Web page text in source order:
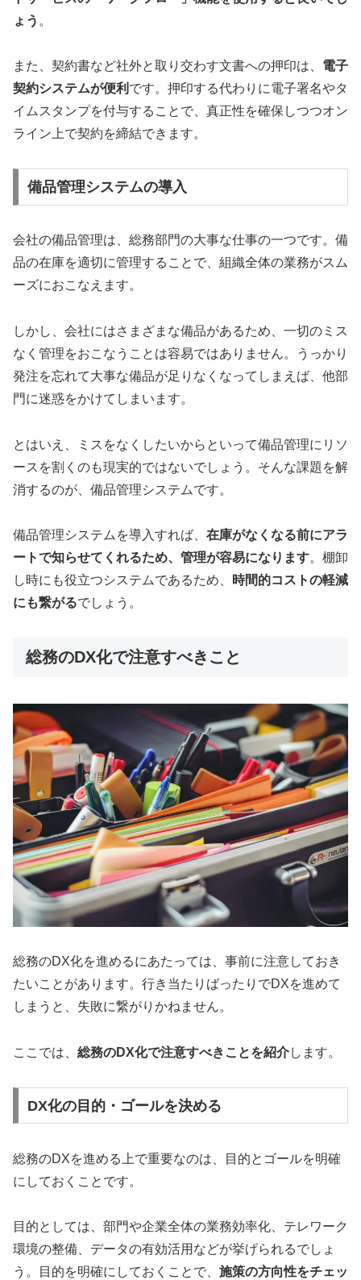
ょう 。
また、契約書など社外と取り交わす文書への押印は、 電子
契約システムが便利 です。押印する代わりに電子署名やタ
イムスタンプを付与することで、真正性を確保しつつオン
ライン上で契約を締結できます。
備品管理システムの導入
会社の備品管理は、総務部門の大事な仕事の一つです。備
品の在庫を適切に管理することで、組織全体の業務がスム
ーズにおこなえます。
しかし、会社にはさまざまな備品があるため、一切のミス
なく管理をおこなうことは容易ではありません。うっかり
発注を忘れて大事な備品が足りなくなってしまえば、他部
門に迷惑をかけてしまいます。
とはいえ、ミスをなくしたいからといって備品管理にリソ
ースを割くのも現実的ではないでしょう。そんな課題を解
消するのが、備品管理システムです。
備品管理システムを導入すれば、 在庫がなくなる前にアラ
ートで知らせてくれるため、管理が容易になります。棚卸
し時にも役立つシステムであるため、
時間的コストの軽減
にも繋がるでしょう。
総務のDX化で注意すべきこと
総務のDX化を進めるにあたっては、事前に注意しておき
たいことがあります。行き当たりばったりでDXを進めて
しまうと、失敗に繋がりかねません。
ここでは、 総務のDX化で注意すべきことを紹介します。
DX化の目的・ゴールを決める
総務のDXを進める上で重要なのは、目的とゴールを明確
にしておくことです。
目的としては、部門や企業全体の業務効率化、テレワーク
環境の整備、データの有効活用などが挙げられるでしょ
う。目的を明確にしておくことで、 施策の方向性をチェッ